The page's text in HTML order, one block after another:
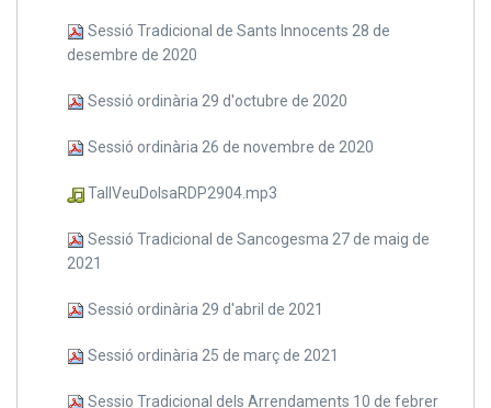
Sessió Tradicional de Sants Innocents 28 de
desembre de 2020
Sessió ordinària 29 d'octubre de 2020
Sessió ordinària 26 de novembre de 2020
TallVeuDolsaRDP2904.mp3
Sessió Tradicional de Sancogesma 27 de maig de
2021
Sessió ordinària 29 d'abril de 2021
Sessió ordinària 25 de març de 2021
Sessio Tradicional dels Arrendaments 10 de febrer